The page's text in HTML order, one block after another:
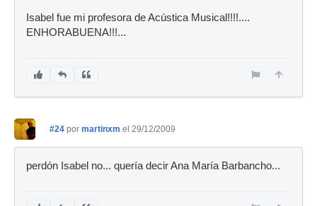
Isabel fue mi profesora de Acústica Musical!!!!....
ENHORABUENA!!!...
#24 por martinxm el 29/12/2009
perdón Isabel no... quería decir Ana María Barbancho...